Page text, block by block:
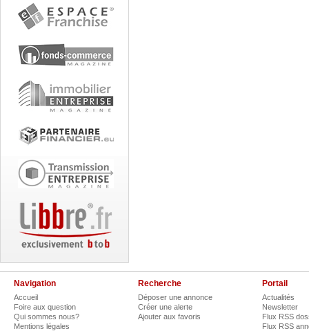
Navigation
Accueil
Foire aux question
Qui sommes nous?
Mentions légales
Recherche
Déposer une annonce
Créer une alerte
Ajouter aux favoris
Portail
Actualités
Newsletter
Flux RSS
Flux RSS